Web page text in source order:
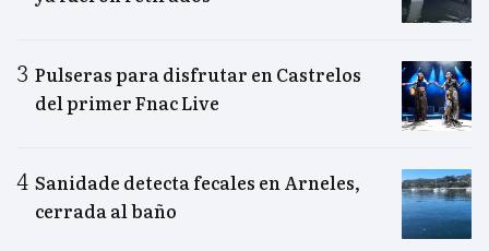
Pulseras para disfrutar en Castrelos
del primer Fnac Live
Sanidade detecta fecales en Arneles,
cerrada al baño